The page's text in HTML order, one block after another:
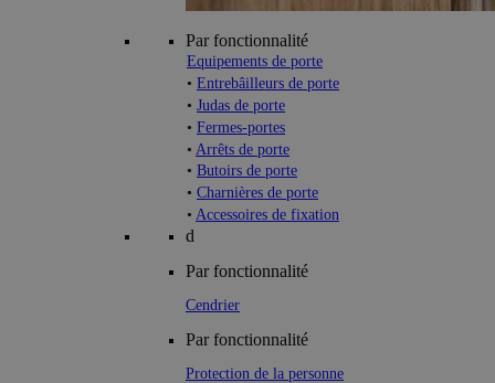
Par fonctionnalité
Equipements de porte
• Entrebâilleurs de porte
• Judas de porte
• Fermes-portes
• Arrêts de porte
• Butoirs de porte
• Charnières de porte
• Accessoires de fixation
d
Par fonctionnalité
Cendrier
Par fonctionnalité
Protection de la personne